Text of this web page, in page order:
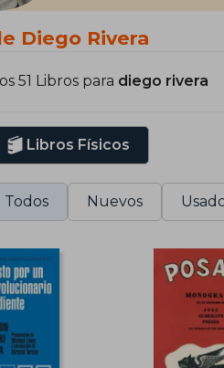
Museo de Arte de
Diego Rivera
51 Libros para diego rivera
Libros Físicos
Todos Nuevos